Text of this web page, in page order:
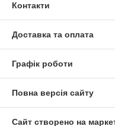
Контакти
Доставка та оплата
Графік роботи
Повна версія сайту
Сайт створено на